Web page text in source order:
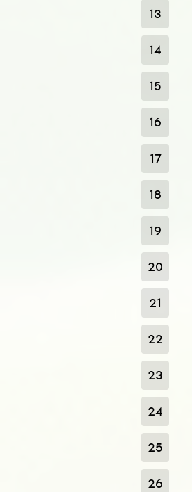
13
14
15
16
17
18
19
20
21
22
23
24
25
26